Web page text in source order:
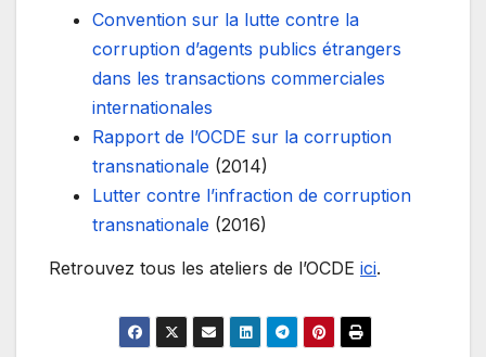
Convention sur la lutte contre la
corruption d’agents publics étrangers
dans les transactions commerciales
internationales
Rapport de l’OCDE sur la corruption
transnationale (2014)
Lutter contre l’infraction de corruption
transnationale (2016)
Retrouvez tous les ateliers de l’OCDE ici.